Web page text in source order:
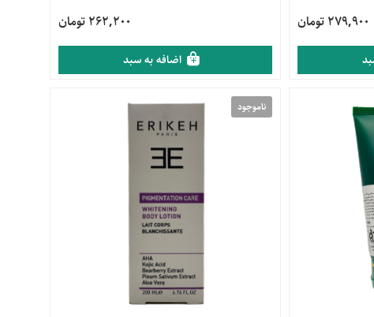
279,900 تومان
262,200 تومان
اضافه به سبد
ناموجود